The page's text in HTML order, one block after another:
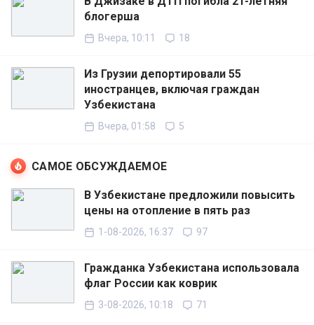
блогерша
Вчера, 10:11 18
Из Грузии депортировали 55
иностранцев, включая граждан
Узбекистана
Вчера, 01:58 5
САМОЕ ОБСУЖДАЕМОЕ
В Узбекистане предложили повысить
цены на отопление в пять раз
1-08-2026, 16:37 97
Гражданка Узбекистана использовала
флаг России как коврик
3-08-2026, 10:18 71